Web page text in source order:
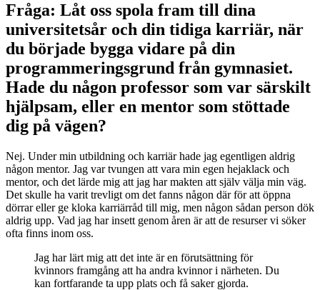
Fråga: Låt oss spola fram till dina
universitetsår och din tidiga karriär, när
du började bygga vidare på din
programmeringsgrund från gymnasiet.
Hade du någon professor som var särskilt
hjälpsam, eller en mentor som stöttade
dig på vägen?
Nej. Under min utbildning och karriär hade jag egentligen aldrig
någon mentor. Jag var tvungen att vara min egen hejaklack och
mentor, och det lärde mig att jag har makten att själv välja min väg.
Det skulle ha varit trevligt om det fanns någon där för att öppna
dörrar eller ge kloka karriärråd till mig, men någon sådan person dök
aldrig upp. Vad jag har insett genom åren är att de resurser vi söker
ofta finns inom oss.
Jag har lärt mig att det inte är en förutsättning för
kvinnors framgång att ha andra kvinnor i närheten. Du
kan fortfarande ta upp plats och få saker gjorda.